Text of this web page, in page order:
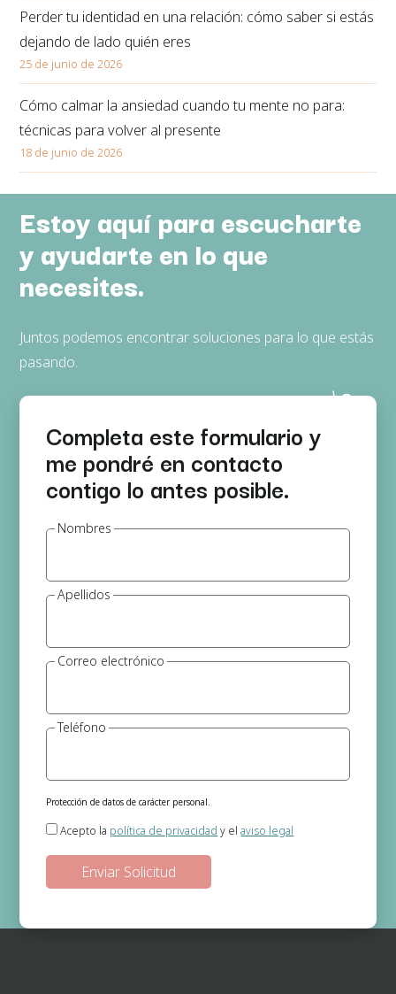
Perder tu identidad en una relación: cómo saber si estás
dejando de lado quién eres
25 de junio de 2026
Cómo calmar la ansiedad cuando tu mente no para:
técnicas para volver al presente
18 de junio de 2026
Estoy aquí para escucharte
y ayudarte en lo que
necesites.
Juntos podemos encontrar soluciones para lo que estás
pasando.
Completa este formulario y
me pondré en contacto
contigo lo antes posible.
Nombres
Apellidos
Correo electrónico
Teléfono
Protección de datos de carácter personal.
Finalidad:Gestión de las solicitudes de información que se realizan a
Legitimación:
En base a su consentimiento el cual nos otorga al
seleccionar las casillas.
Derechos:Podrá ejercitar los derechos de acceso, rectificación, supresión,
Acepto la política de privacidad y elaviso legal